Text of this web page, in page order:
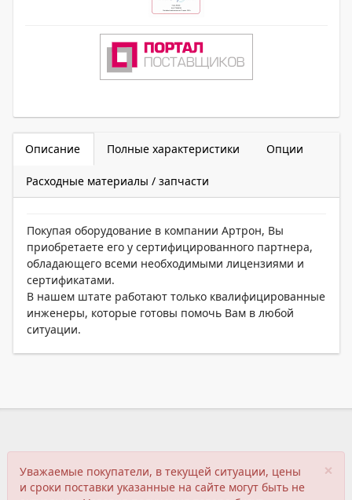
Описание Полные характеристики Опции
Расходные материалы / запчасти
Покупая оборудование в компании Артрон, Вы
приобретаете его у сертифицированного партнера,
обладающего всеми необходимыми лицензиями и
сертификатами.
В нашем штате работают только квалифицированные
инженеры, которые готовы помочь Вам в любой
ситуации.
×
Уважаемые покупатели, в текущей ситуации, цены
и сроки поставки указанные на сайте могут быть не